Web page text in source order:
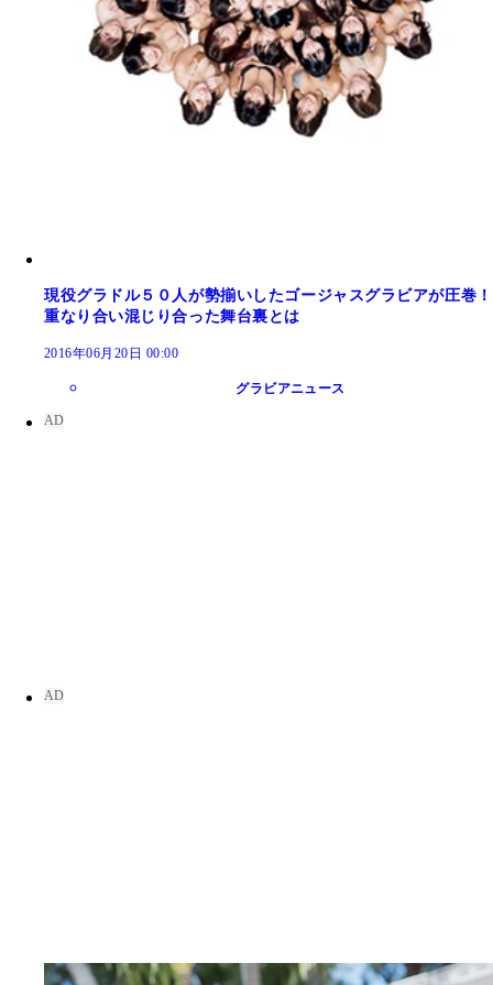
現役グラドル５０人が勢揃いしたゴージャスグラビアが圧巻！
重なり合い混じり合った舞台裏とは
2016年06月20日 00:00
グラビアニュース